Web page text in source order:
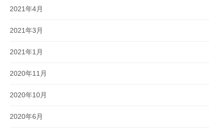
2021年4月
2021年3月
2021年1月
2020年11月
2020年10月
2020年6月